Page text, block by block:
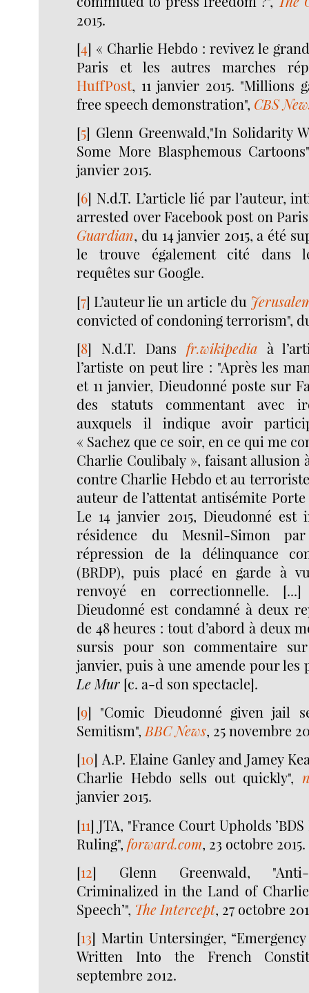
2015.
[4]« Charlie Hebdo : revivez le
Paris et les autres marches
HuffPost, 11 janvier 2015. "Millions
free speech demonstration", CBS
[5] Glenn Greenwald,"In Solidarity
Some More Blasphemous
janvier 2015.
[6] N.d.T. L’article lié par l’auteur,
arrested over Facebook post on
Guardian, du 14 janvier 2015, a été
le trouve également cité dans
requêtes sur Google.
[7] L’auteur lie un article du
convicted of condoning terrorism",
[8] N.d.T. Dans fr.wikipediaà
l’artiste on peut lire : "Après les
et 11 janvier, Dieudonné poste sur
des statuts commentant avec
auxquels il indique avoir
« Sachez que ce soir, en ce qui me
Charlie Coulibaly », faisant allusion
contre Charlie Hebdo et au
auteur de l’attentat antisémite
Le 14 janvier 2015, Dieudonné est
résidence du Mesnil-Simon
répression de la délinquance
(BRDP), puis placé en garde à
renvoyé en correctionnelle.
Dieudonné est condamné à deux
de 48 heures : tout d’abord à deux
sursis pour son commentaire
janvier, puis à une amende pour les
Le Mur [c. a-d son spectacle].
[9] "Comic Dieudonné given jail
Semitism", BBC News, 25 novembre
[10] A.P. Elaine Ganley and Jamey
Charlie Hebdo sells out quickly",
janvier 2015.
[11]JTA, "France Court Upholds
Ruling",forward.com, 23 octobre 2015.
[12] Glenn Greenwald,
Criminalized in the Land of Charlie
Speech’", The Intercept, 27 octobre
[13] Martin Untersinger,
Written Into the French
septembre 2012.